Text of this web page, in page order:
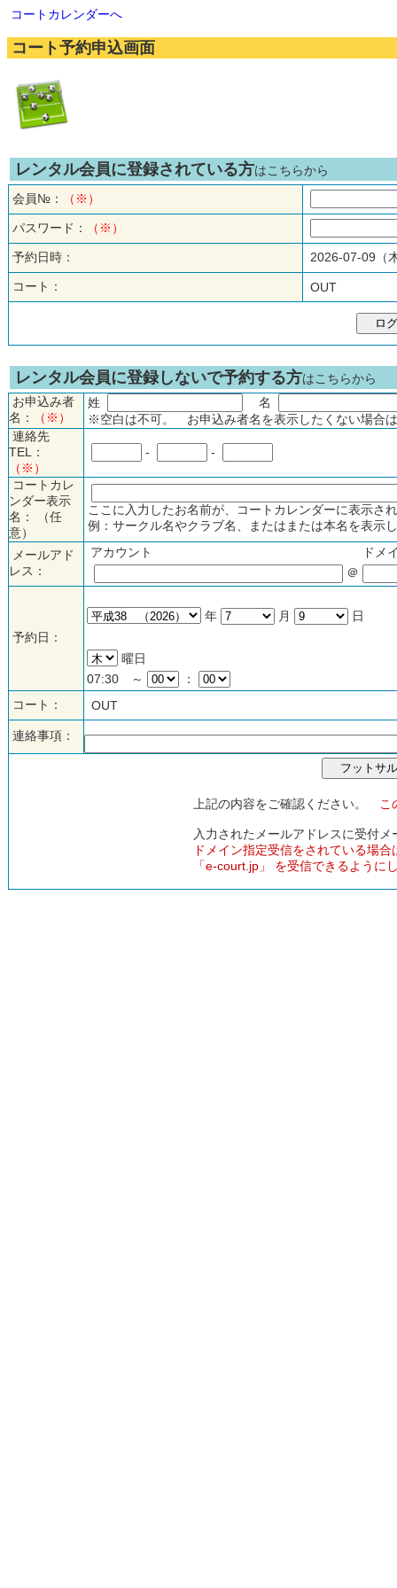
コートカレンダーへ
コート予約申込画面
レンタル会員に登録されている方はこちらから
会員№：
（※）
パスワード： （※）
予約日時： 2026-07-09
コート： OUT
レンタル会員に登録しないで予約する方はこちらから
お申込み者
名：
（※）
姓
名
※空白は不可。 お申込み者名を表示したくない場合
連絡先
TEL：
（※）
- -
コートカレ
ンダー表示
名： （任
意）
ここに入力したお名前が、コートカレンダーに表示
例：サークル名やクラブ名、またはまたは本名を表示
メールアド
レス：
アカウント
ドメ
＠
予約日：
年 月 日
曜日
07:30 ～
：
コート：
OUT
連絡事項：
上記の内容をご確認ください。 こ
入力されたメールアドレスに受付
ドメイン指定受信をされている場合
「e-court.jp」 を受信できるように